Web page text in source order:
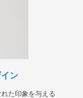
ン
た印象を与える